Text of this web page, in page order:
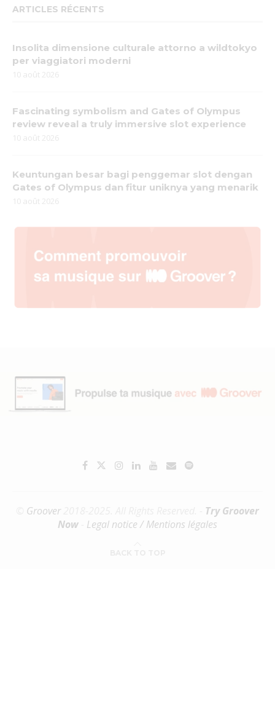
ARTICLES RÉCENTS
Insolita dimensione culturale attorno a wildtokyo
per viaggiatori moderni
10 août 2026
Fascinating symbolism and Gates of Olympus
review reveal a truly immersive slot experience
10 août 2026
Keuntungan besar bagi penggemar slot dengan
Gates of Olympus dan fitur uniknya yang menarik
10 août 2026
Groover2018-2025. All Rights Reserved. - Try Groover
Now
Legal notice / Mentions légales